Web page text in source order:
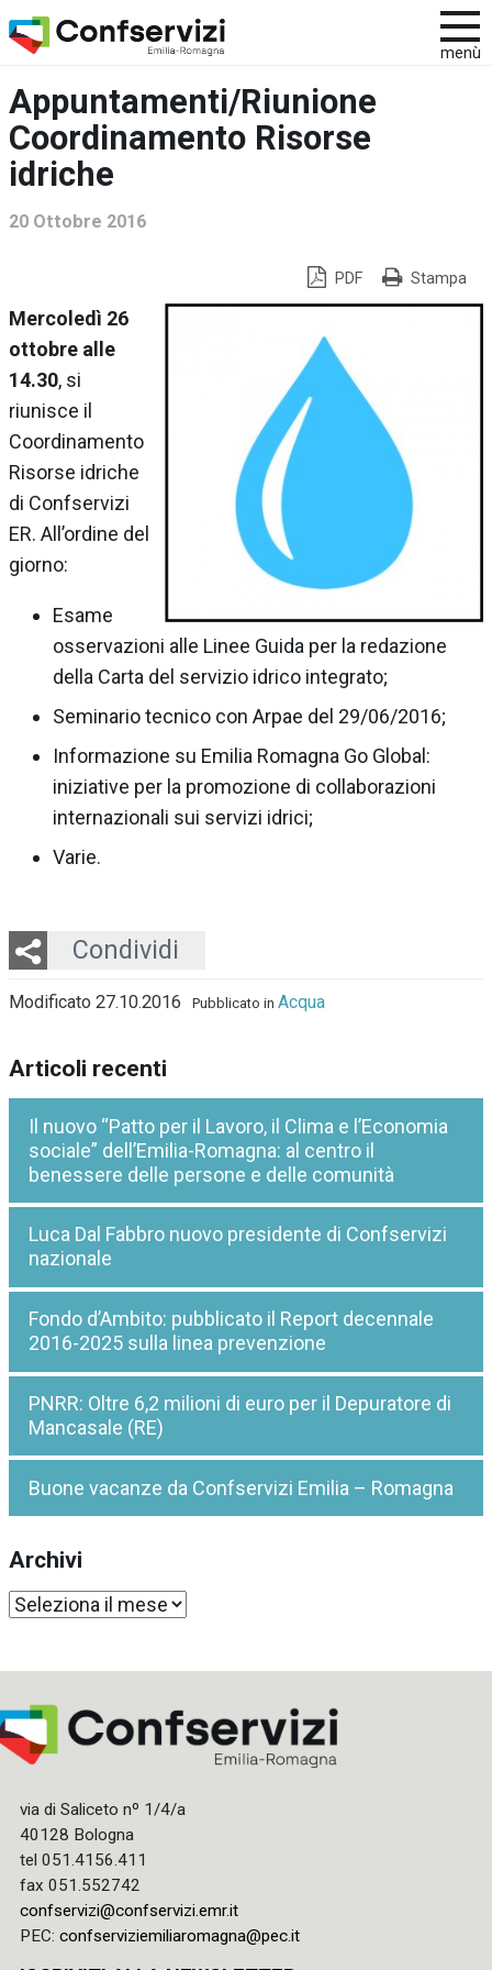
menù
Appuntamenti/Riunione
Coordinamento Risorse
idriche
20 Ottobre 2016
PDF Stampa
Mercoledì 26
ottobre alle
14.30, si
riunisce il
Coordinamento
Risorse idriche
di Confservizi
ER. All’ordine del
giorno:
Esame
osservazioni alle Linee Guida per la redazione
della Carta del servizio idrico integrato;
Seminario tecnico con Arpae del 29/06/2016;
Informazione su Emilia Romagna Go Global:
iniziative per la promozione di collaborazioni
internazionali sui servizi idrici;
Varie.
Condividi
Twitter
LinkedIn
Email
Whatsapp
Modificato 27.10.2016 Pubblicato in Acqua
Articoli recenti
Il nuovo “Patto per il Lavoro, il Clima e l’Economia
sociale” dell’Emilia-Romagna: al centro il
benessere delle persone e delle comunità
Luca Dal Fabbro nuovo presidente di Confservizi
nazionale
Fondo d’Ambito: pubblicato il Report decennale
2016-2025 sulla linea prevenzione
PNRR: Oltre 6,2 milioni di euro per il Depuratore di
Mancasale (RE)
Buone vacanze da Confservizi Emilia – Romagna
Archivi
Archivi
via di Saliceto nº 1/4/a
40128 Bologna
tel 051.4156.411
fax 051.552742
confservizi@confservizi.emr.it
PEC: confserviziemiliaromagna@pec.it